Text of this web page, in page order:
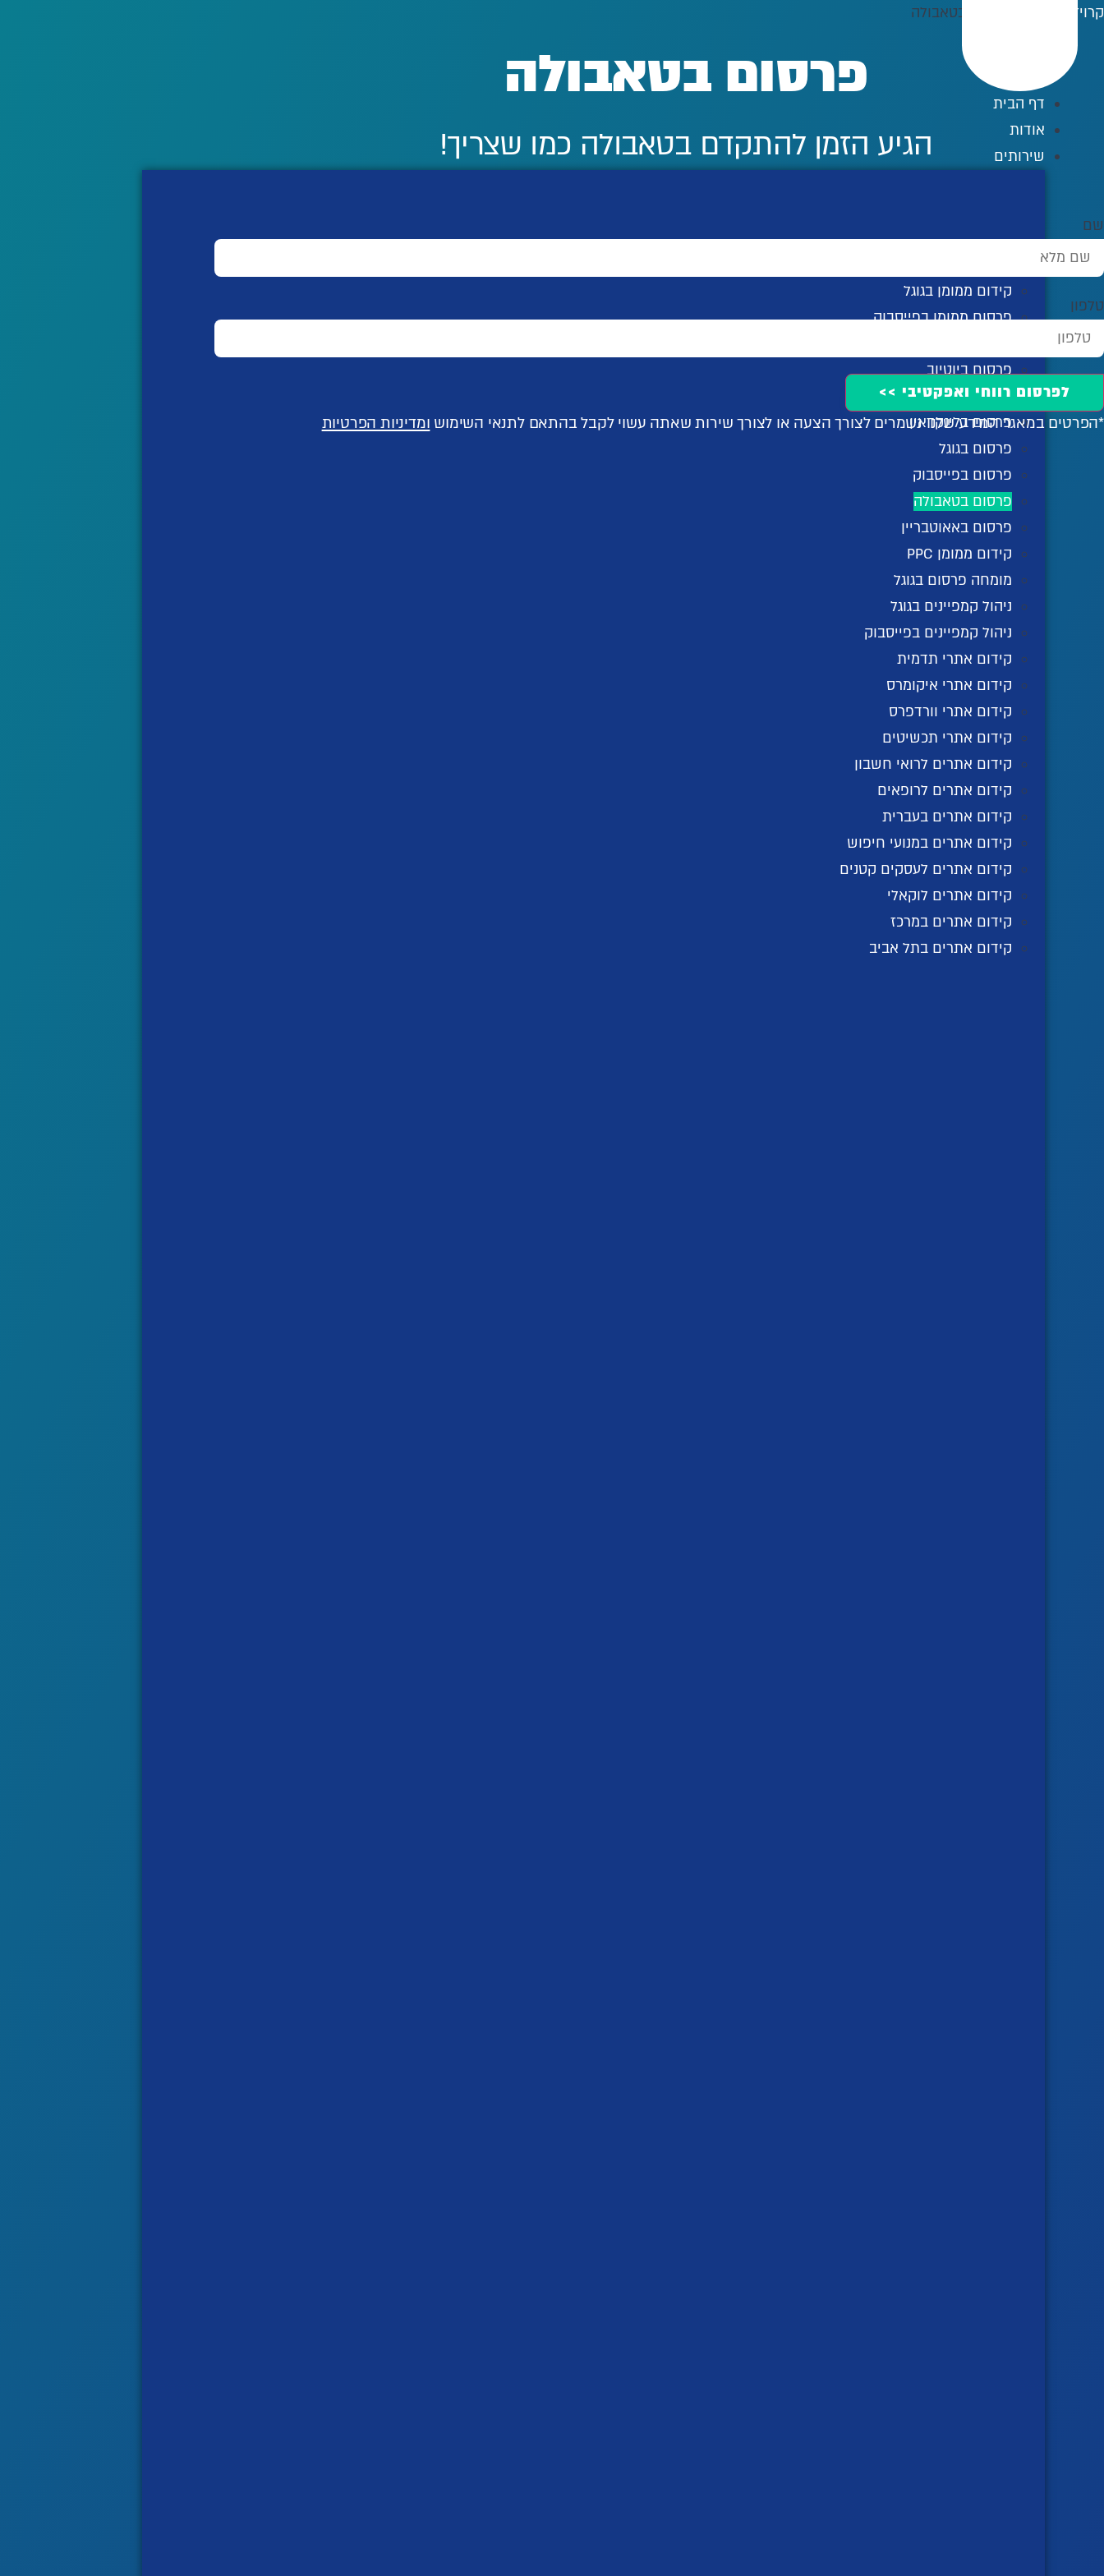
דלג
דף הבית
אודות
שירותים
קידום ממומן בגוגל
פרסום ממומן בפייסבוק
פרסום ביוטיוב
פרסום בטיקטוק
פרסום בלינקדאין
פרסום בגוגל
פרסום בפייסבוק
פרסום בטאבולה
פרסום באאוטבריין
קידום ממומן PPC
מומחה פרסום בגוגל
ניהול קמפיינים בגוגל
ניהול קמפיינים בפייסבוק
קידום אתרי תדמית
קידום אתרי איקומרס
קידום אתרי וורדפרס
קידום אתרי תכשיטים
קידום אתרים לרואי חשבון
קידום אתרים לרופאים
קידום אתרים בעברית
קידום אתרים במנועי חיפוש
קידום אתרים לעסקים קטנים
קידום אתרים לוקאלי
קידום אתרים במרכז
קידום אתרים בתל אביב
קרויזר דיגיטל פרסום בטאבולה
פרסום בטאבולה
הגיע הזמן להתקדם בטאבולה כמו שצריך!
שם
טלפון
לפרסום רווחי ואפקטיבי >>
*הפרטים במאגר המידע שלנו נשמרים לצורך הצעה או לצורך שירות שאתה עשוי לקבל בהתאם לתנאי השימוש ומדיניות הפרטיות